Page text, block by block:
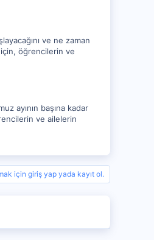
ve ne zaman
için, öğrencilerin ve
ayının başına kadar
ve ailelerin
için giriş yap yada kayıt ol.